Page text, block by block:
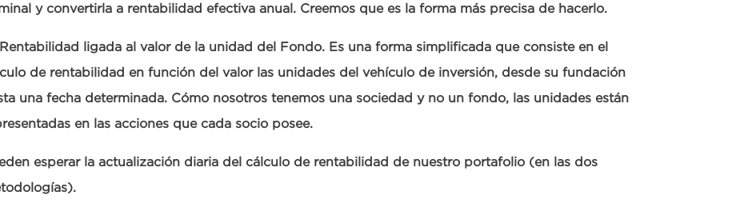
y convertirla a rentabilidad efectiva anual. Creemos que es la forma más precisa de hacerlo.
Rentabilidad ligada al valor de la unidad del Fondo. Es una forma simplificada que consiste en el
de rentabilidad en función del valor las unidades del vehículo de inversión, desde su fundación
una fecha determinada. Cómo nosotros tenemos una sociedad y no un fondo, las unidades están
en las acciones que cada socio posee.
esperar la actualización diaria del cálculo de rentabilidad de nuestro portafolio (en las dos